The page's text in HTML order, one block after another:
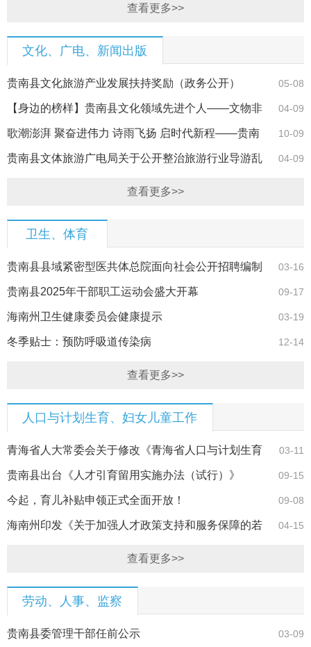
查看更多>>
文化、广电、新闻出版
05-08
贵南县文化旅游产业发展扶持奖励（政务公开）
04-09
【身边的榜样】贵南县文化领域先进个人——文物非
遗科科长 唐军 10-09
歌潮澎湃 聚奋进伟力 诗雨飞扬 启时代新程——贵南
县举办纪念… 04-09
贵南县文体旅游广电局关于公开整治旅游行业导游乱
查看更多>>
卫生、体育
03-16
贵南县县域紧密型医共体总院面向社会公开招聘编制
外工作人员的… 09-17
贵南县2025年干部职工运动会盛大开幕
03-19
海南州卫生健康委员会健康提示
12-14
冬季贴士：预防呼吸道传染病
查看更多>>
人口与计划生育、妇女儿童工作
03-11
青海省人大常委会关于修改《青海省人口与计划生育
条例》的决定… 09-15
贵南县出台《人才引育留用实施办法（试行）》
09-08
今起，育儿补贴申领正式全面开放！
04-15
海南州印发《关于加强人才政策支持和服务保障的若
查看更多>>
劳动、人事、监察
03-09
贵南县委管理干部任前公示